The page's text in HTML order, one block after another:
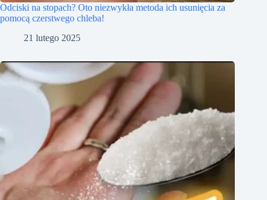
Odciski na stopach? Oto niezwykła metoda ich usunięcia za
pomocą czerstwego chleba!
21 lutego 2025